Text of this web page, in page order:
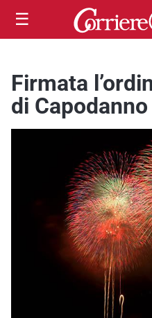
☰
Firmata
di Capodanno